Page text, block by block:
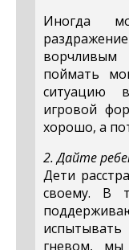
Иногда
поймать
ситуацию
игровой
хорошо, а
2. Дайте
Дети
своему. В
гневом, мы